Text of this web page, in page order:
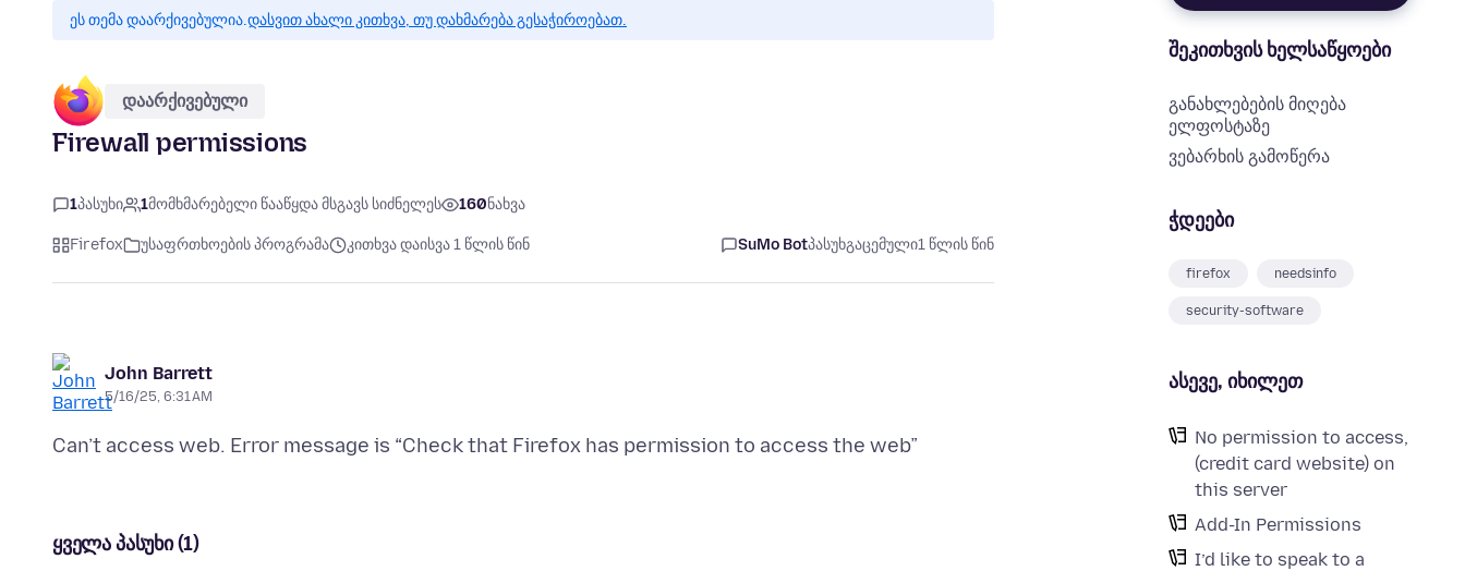
შეკითხვის ხელსაწყოები
განახლებების მიღება
ელფოსტაზე
ვებარხის გამოწერა
ჭდეები
firefox needsinfo
security-software
ასევე, იხილეთ
No permission to access,
(credit card website) on
this server
Add-In Permissions
I’d like to speak to a
ეს თემა დაარქივებულია.დასვით ახალი კითხვა, თუ დახმარება გესაჭიროებათ.
დაარქივებული
Firewall permissions
1პასუხი 1მომხმარებელი წააწყდა მსგავს სიძნელეს 160ნახვა
Firefox უსაფრთხოების პროგრამა კითხვა დაისვა 1 წლის წინ SuMo Botპასუხგაცემული1 წლის წინ
John Barrett
5/16/25, 6:31 AM
ყველა პასუხი (1)